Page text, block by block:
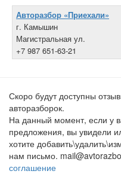
Авторазбор «Приехали»
г. Камышин
Магистральная ул.
+7 987 651-63-21
Скоро будут доступны
авторазборок.
На данный момент, если у
предложения, вы увидели
хотите
нам письмо.
соглашение